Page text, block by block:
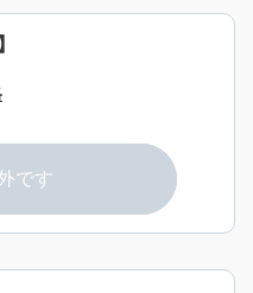
歳以上の男女
です